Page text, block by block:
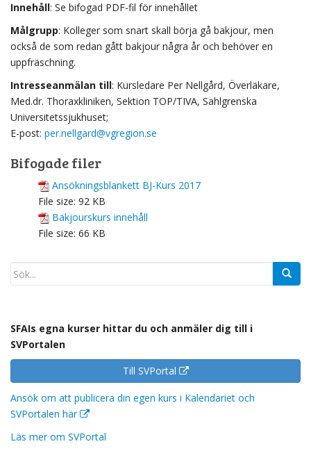
Innehåll: Se bifogad PDF-fil för innehållet
Målgrupp: Kolleger som snart skall börja gå bakjour, men
också de som redan gått bakjour några år och behöver en
uppfräschning.
Intresseanmälan till: Kursledare Per Nellgård, Överläkare,
Med.dr. Thoraxkliniken, Sektion TOP/TIVA, Sahlgrenska
Universitetssjukhuset;
E-post: per.nellgard@vgregion.se
Bifogade filer
Ansökningsblankett BJ-Kurs 2017
File size: 92 KB
Bakjourskurs innehåll
File size: 66 KB
SFAIs egna kurser hittar du och anmäler dig till i
SVPortalen
Till SVPortal
Ansök om att publicera din egen kurs i Kalendariet och
SVPortalen här
Läs mer om SVPortal